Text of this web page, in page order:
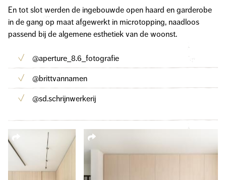
En tot slot werden de ingebouwde open haard en garderobe
in de gang op maat afgewerkt in microtopping, naadloos
passend bij de algemene esthetiek van de woonst.
@aperture_8.6_fotografie
@brittvannamen
@sd.schrijnwerkerij